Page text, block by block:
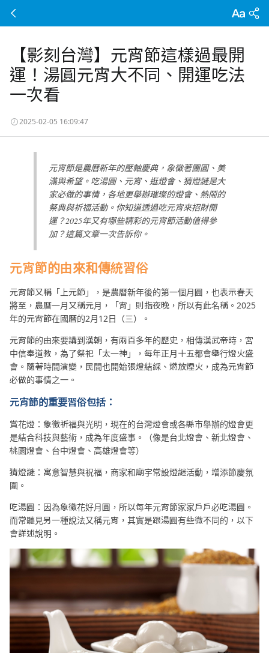
【影刻台灣】元宵節這樣過最開
運！湯圓元宵大不同、開運吃法
一次看
2025-02-05 16:09:47
元宵節是農曆新年的壓軸慶典，象徵著團圓、美
滿與希望。吃湯圓、元宵、逛燈會、猜燈謎是大
家必做的事情，各地更舉辦璀璨的燈會、熱鬧的
祭典與祈福活動。你知道透過吃元宵來招財開
運？2025年又有哪些精彩的元宵節活動值得參
加？這篇文章一次告訴你。
元宵節的由來和傳統習俗
元宵節又稱「上元節」，是農曆新年後的第一個月圓，也表示春天
將至，農曆一月又稱元月，「宵」則指夜晚，所以有此名稱。2025
年的元宵節在國曆的2月12日（三）。
元宵節的由來要講到漢朝，有兩百多年的歷史，相傳漢武帝時，宮
中信奉道教，為了祭祀「太一神」，每年正月十五都會舉行燈火盛
會。隨著時間演變，民間也開始張燈結綵、燃放煙火，成為元宵節
必做的事情之一。
元宵節的重要習俗包括：
賞花燈：象徵祈福與光明，現在的台灣燈會或各縣市舉辦的燈會更
是結合科技與藝術，成為年度盛事。（像是台北燈會、新北燈會、
桃園燈會、台中燈會、高雄燈會等）
猜燈謎：寓意智慧與祝福，商家和廟宇常設燈謎活動，增添節慶氛
圍。
吃湯圓：因為象徵花好月圓，所以每年元宵節家家戶戶必吃湯圓。
而常聽見另一種說法又稱元宵，其實是跟湯圓有些微不同的，以下
會詳述說明。